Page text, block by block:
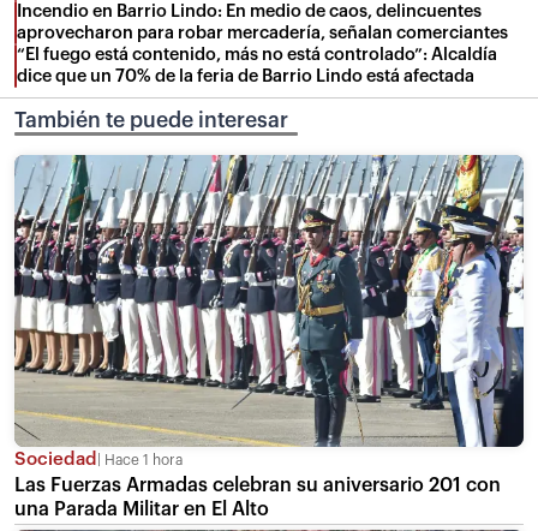
Incendio en Barrio Lindo: En medio de caos, delincuentes
aprovecharon para robar mercadería, señalan comerciantes
“El fuego está contenido, más no está controlado”: Alcaldía
dice que un 70% de la feria de Barrio Lindo está afectada
También te puede interesar
Sociedad Hace 1 hora
Las Fuerzas Armadas celebran su aniversario 201 con
una Parada Militar en El Alto